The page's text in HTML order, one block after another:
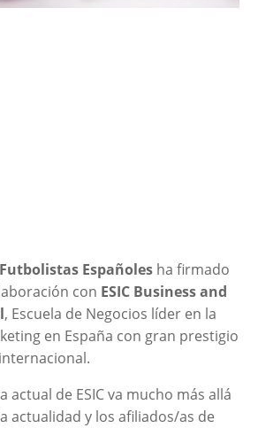
Españolesha firmado
con ESIC Business and
, Escuela de Negocios líder en la
en España con gran prestigio
actual de ESIC va mucho más allá
actualidad y los afiliados/as de